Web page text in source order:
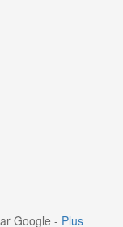
Google - Plus